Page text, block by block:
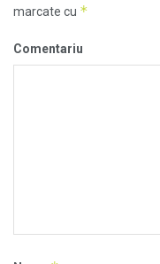
marcate cu *
Comentariu